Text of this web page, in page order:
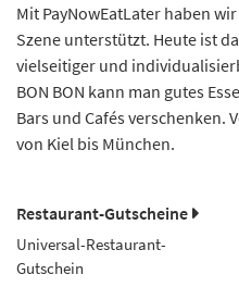
Mit PayNowEatLater haben
Szene unterstützt. Heute ist
vielseitiger und
BON BON kann man gutes
Bars und Cafés verschenken.
von Kiel bis München.
Restaurant-Gutscheine
Universal-Restaurant-
Gutschein